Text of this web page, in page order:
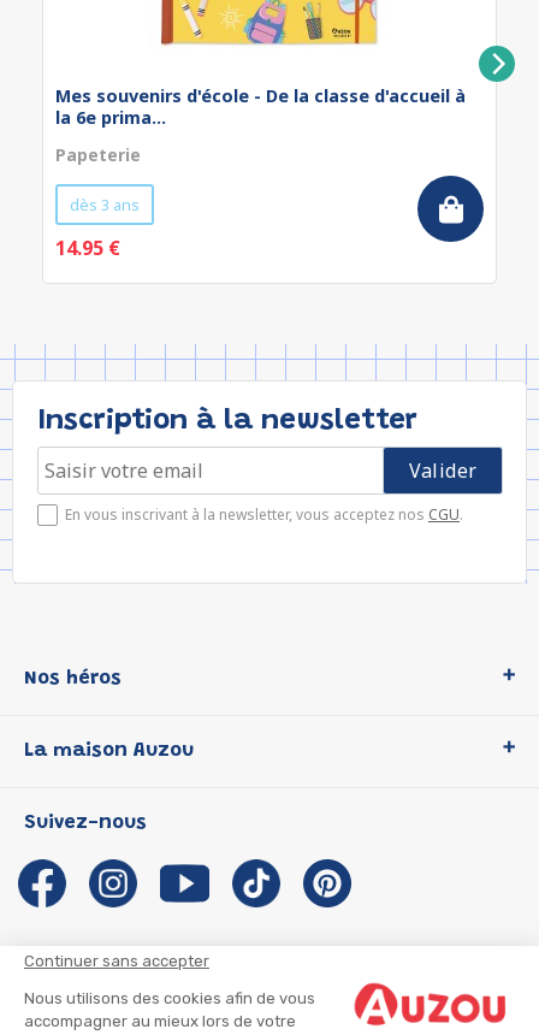
Continuer sans accepter
Nous utilisons des cookies afin de vous
accompagner au mieux lors de votre
Mes souvenirs d'école - De la classe d'accueil à
la 6e prima...
Papeterie
dès 3 ans
14.95 €
Inscription à la newsletter
En vous inscrivant à la newsletter, vous acceptez nos CGU.
Nos héros
P'tit Loup
Les Influenceuses
Migali
Petite Taupe
La maison Auzou
Notre histoire
Auzou s'engage
Auteurs et illustrateurs Auzou
Suivre mon colis
Suivez-nous
CGU